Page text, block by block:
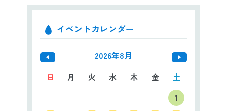
イベントカレンダー
2026年8月
日 月 火 水 木 金 土
1